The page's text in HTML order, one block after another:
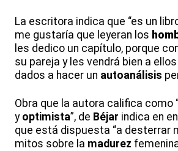
La escritora indica que “es un
me gustaría que leyeran los
les dedico un capítulo, porque
su pareja y les vendrá bien a
dados a hacer un autoanálisis
Obra que la autora califica como
y optimista”, de Béjar indica en
que está dispuesta “a desterrar
mitos sobre la madurez